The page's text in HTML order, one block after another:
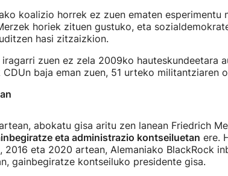
koalizio horrek ez zuen ematen esperimentu
horiek zituen gustuko, eta
hasi zitzaizkion.
zuen ez zela 2009ko hauteskundeetara
baja eman zuen, 51 urteko militantziaren
abokatu gisa aritu zen lanean Friedrich
eta administrazio kontseiluetan ere.
2016 eta 2020 artean, Alemaniako BlackRock
gainbegiratze kontseiluko presidente gisa.